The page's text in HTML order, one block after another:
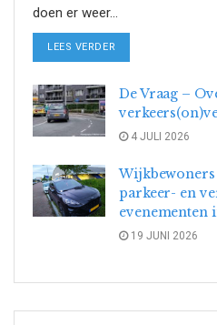
doen er weer...
LEES VERDER
De Vraag –
4 JULI 2026
parkeer- en
evenementen
19 JUNI 2026